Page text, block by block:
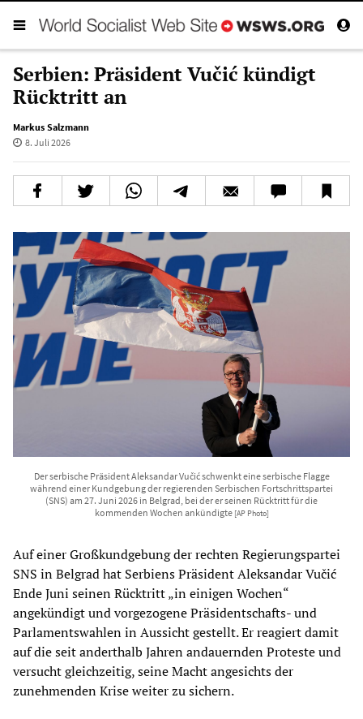
Serbien: Präsident Vučić kündigt
Rücktritt an
Markus Salzmann
8. Juli 2026
Der serbische Präsident Aleksandar Vučić schwenkt eine serbische Flagge
während einer Kundgebung der regierenden Serbischen Fortschrittspartei
(SNS) am 27. Juni 2026 in Belgrad, bei der er seinen Rücktritt für die
kommenden Wochen ankündigte [AP Photo]
Auf einer Großkundgebung der rechten Regierungspartei
SNS in Belgrad hat Serbiens Präsident Aleksandar Vučić
Ende Juni seinen Rücktritt „in einigen Wochen“
angekündigt und vorgezogene Präsidentschafts- und
Parlamentswahlen in Aussicht gestellt. Er reagiert damit
auf die seit anderthalb Jahren andauernden Proteste und
versucht gleichzeitig, seine Macht angesichts der
zunehmenden Krise weiter zu sichern.